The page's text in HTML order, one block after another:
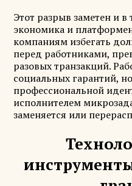
Этот разрыв заметен и
экономика и
компаниям избегать
перед работниками,
разовых транзакций.
социальных гарантий,
профессиональной
исполнителем
заменяется или